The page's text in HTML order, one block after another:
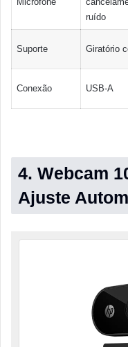
ruído
Suporte Giratório
Conexão USB-A
4. Webcam
Ajuste